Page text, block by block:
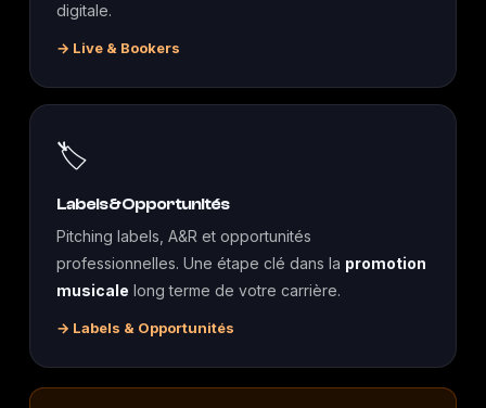
digitale.
→ Live & Bookers
🏷️
Labels & Opportunités
Pitching labels, A&R et opportunités
professionnelles. Une étape clé dans la promotion
musicale long terme de votre carrière.
→ Labels & Opportunités